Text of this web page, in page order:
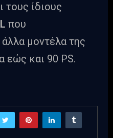
τους ίδιους
που
μοντέλα της
εώς και 90 PS.